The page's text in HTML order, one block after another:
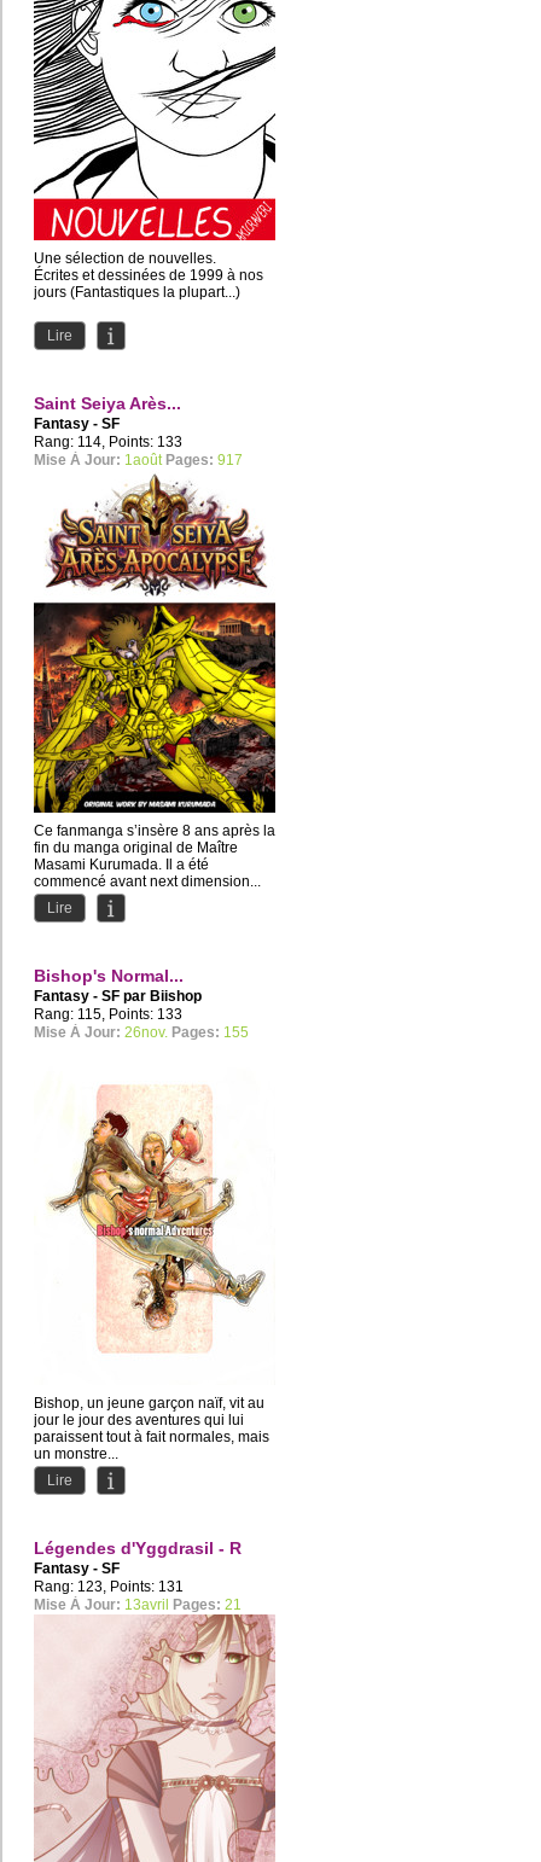
Une sélection de nouvelles.
Écrites et dessinées de 1999 à nos
jours (Fantastiques la plupart...)
Hello, je suis Akicraveri,...
Lire
Saint Seiya Arès...
Fantasy - SF
Rang: 114, Points: 133
Mise À Jour: 1août Pages: 917
Ce fanmanga s’insère 8 ans après la
fin du manga original de Maître
Masami Kurumada. Il a été
commencé avant next dimension...
Lire
Bishop's Normal...
Fantasy - SF par Biishop
Rang: 115, Points: 133
Mise À Jour: 26nov. Pages: 155
Bishop, un jeune garçon naïf, vit au
jour le jour des aventures qui lui
paraissent tout à fait normales, mais
un monstre...
Lire
Légendes d'Yggdrasil - R
Fantasy - SF
Rang: 123, Points: 131
Mise À Jour: 13avril Pages: 21